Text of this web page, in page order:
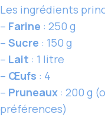
Les ingrédients
– Farine : 250 g
– Sucre : 150 g
– Lait : 1 litre
– Œufs : 4
– Pruneaux : 200 g
préférences)